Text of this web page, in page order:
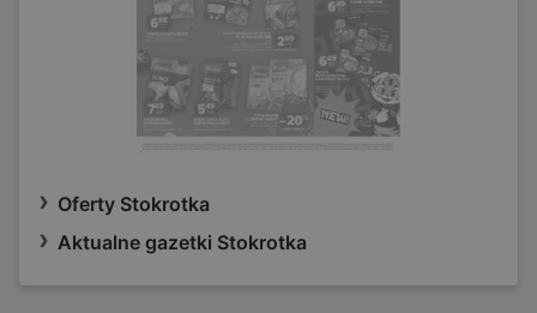
Oferty Stokrotka
Aktualne gazetki Stokrotka